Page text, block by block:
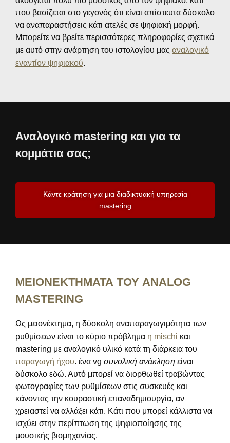
που βασίζεται στο γεγονός ότι είναι απίστευτα δύσκολο
να αναπαραστήσεις κάτι ατελές σε ψηφιακή μορφή.
Μπορείτε να βρείτε περισσότερες πληροφορίες σχετικά
με αυτό στην ανάρτηση του ιστολογίου μας αναλογικό
εναντίον ψηφιακού.
Αναλογικό mastering και για τα
κομμάτια σας;
Κάντε κράτηση για μια διαδικτυακή υπηρεσία
mastering
ΜΕΙΟΝΕΚΤΗΜΑΤΑ ΤΟΥ ANALOG
MASTERING
Ως μειονέκτημα, η δύσκολη αναπαραγωγιμότητα των
ρυθμίσεων είναι το κύριο πρόβλημα η mischi και
mastering με αναλογικό υλικό κατά τη διάρκεια του
παραγωγή ήχου. ένα vg συνολική ανάκληση είναι
δύσκολο εδώ. Αυτό μπορεί να διορθωθεί τραβώντας
φωτογραφίες των ρυθμίσεων στις συσκευές και
κάνοντας την κουραστική επαναδημιουργία, αν
χρειαστεί να αλλάξει κάτι. Κάτι που μπορεί κάλλιστα να
ισχύει στην περίπτωση της ψηφιοποίησης της
μουσικής βιομηχανίας.